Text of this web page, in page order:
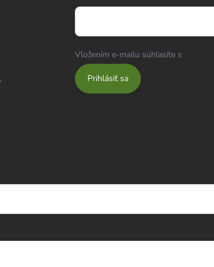
Vložením e-mailu súhlasíte s
Prihlásiť sa